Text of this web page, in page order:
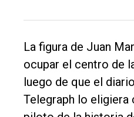
El
único
DIARIO
Balcarce
La figura de Juan
ocupar el centro de
luego de que el
Telegraph lo